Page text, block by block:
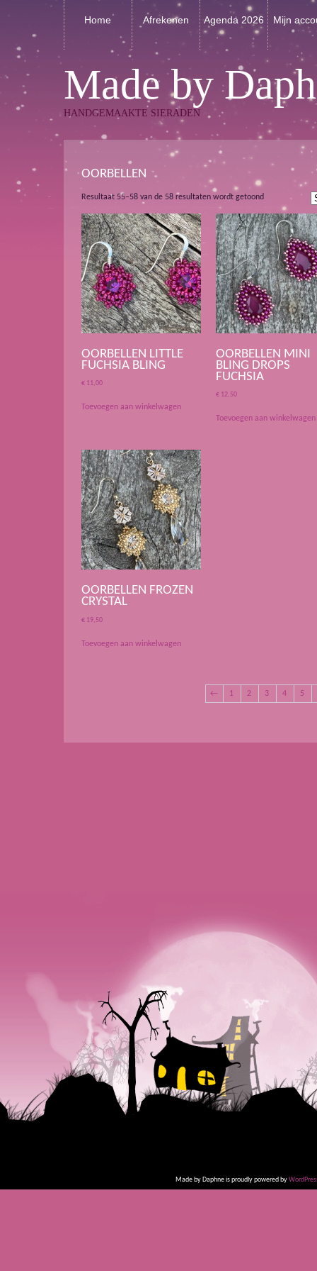
Home Afrekenen Agenda 2026 Mijn
Made by
HANDGEMAAKTE SIERADEN
OORBELLEN
Resultaat 55–58 van de 58 resultaten wordt getoond Gesorteerd
nieuwste
OORBELLEN LITTLE
FUCHSIA BLING
€ 11,00
Toevoegen aan winkelwagen
OORBELLEN MINI
BLING DROPS
FUCHSIA
€ 12,50
Toevoegen aan winkelwagen
OORBELLEN FROZEN
CRYSTAL
€ 19,50
Toevoegen aan winkelwagen
← 1 2 3 4 5
Made by Daphne is proudly powered by